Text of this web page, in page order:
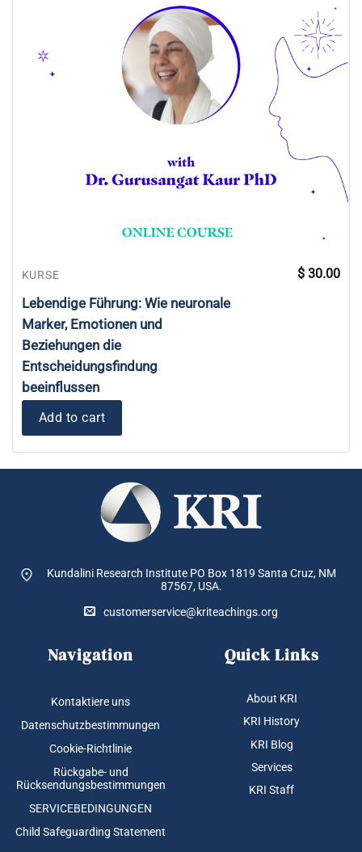
KURSE
Lebendige Führung: Wie neuronale
Marker, Emotionen und
Beziehungen die
Entscheidungsfindung
beeinflussen
$ 30.00
Add to cart
Kundalini Research Institute PO Box 1819 Santa Cruz, NM
87567, USA.
customerservice@kriteachings.org
Navigation
Kontaktiere uns
Datenschutzbestimmungen
Cookie-Richtlinie
Rückgabe- und
Rücksendungsbestimmungen
SERVICEBEDINGUNGEN
Child Safeguarding Statement
Quick Links
About KRI
KRI History
KRI Blog
Services
KRI Staff